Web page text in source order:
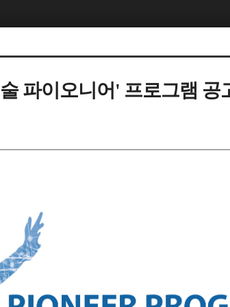
파이오니어' 프로그램 공